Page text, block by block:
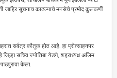
जाहिर सूचनाच काढल्याचे मनसेचे प्रमोद कुलकर्णी
सर्वत्र कौतुक होत आहे. हा प्रोत्साहनपर
सचिव ज्योतिबा येडगे, शहराध्यक्ष अलिम
केला.